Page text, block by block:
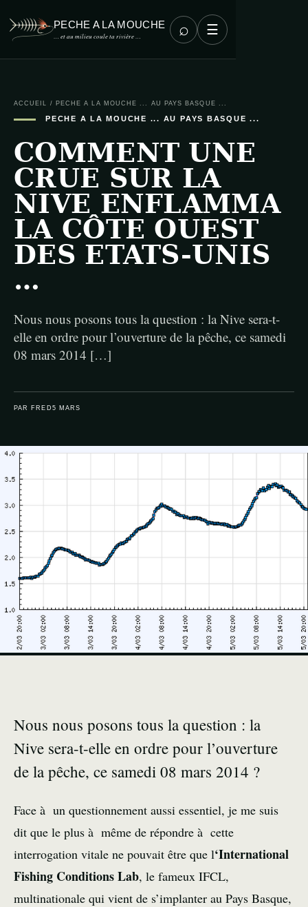
PECHE A LA MOUCHE
… et au milieu coule ta rivière … ⌕ ☰
ACCUEIL / PECHE A LA MOUCHE ... AU PAYS BASQUE ...
PECHE A LA MOUCHE ... AU PAYS BASQUE ...
COMMENT UNE
CRUE SUR LA
NIVE ENFLAMMA
LA CÔTE OUEST
DES ETATS-UNIS
…
Nous nous posons tous la question : la Nive sera-t-
elle en ordre pour l’ouverture de la pêche, ce samedi
08 mars 2014 […]
PAR FRED 5 MARS
Nous nous posons tous la question : la
Nive sera-t-elle en ordre pour l’ouverture
de la pêche, ce samedi 08 mars 2014 ?
Face à un questionnement aussi essentiel, je me suis
dit que le plus à même de répondre à cette
interrogation vitale ne pouvait être que l‘International
Fishing Conditions Lab, le fameux IFCL,
multinationale qui vient de s’implanter au Pays Basque,